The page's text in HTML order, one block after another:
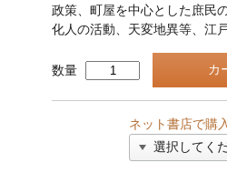
政策、町屋を中心とした庶民
化人の活動、天変地異等、江
数量
ネット書店で購